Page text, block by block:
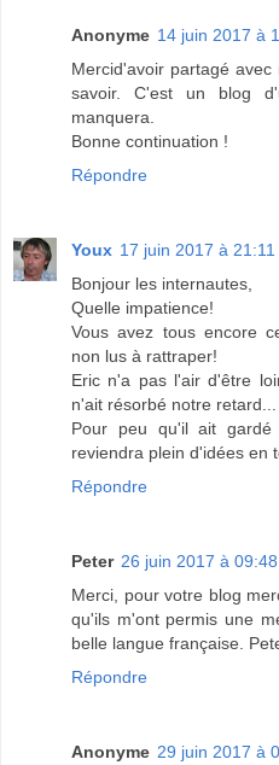
Anonyme 14 juin 2017 à
Mercid'avoir partagé
savoir. C'est un blog
manquera.
Bonne continuation !
Répondre
Youx 17 juin 2017 à 21:11
Bonjour les internautes,
Quelle impatience!
Vous avez tous encore
non lus à rattraper!
Eric n'a pas l'air d'être
n'ait résorbé notre retard...
Pour peu qu'il ait
reviendra plein d'idées en
Répondre
Peter 26 juin 2017 à 09:48
Merci, pour votre blog
qu'ils m'ont permis une
belle langue française.
Répondre
Anonyme 29 juin 2017 à